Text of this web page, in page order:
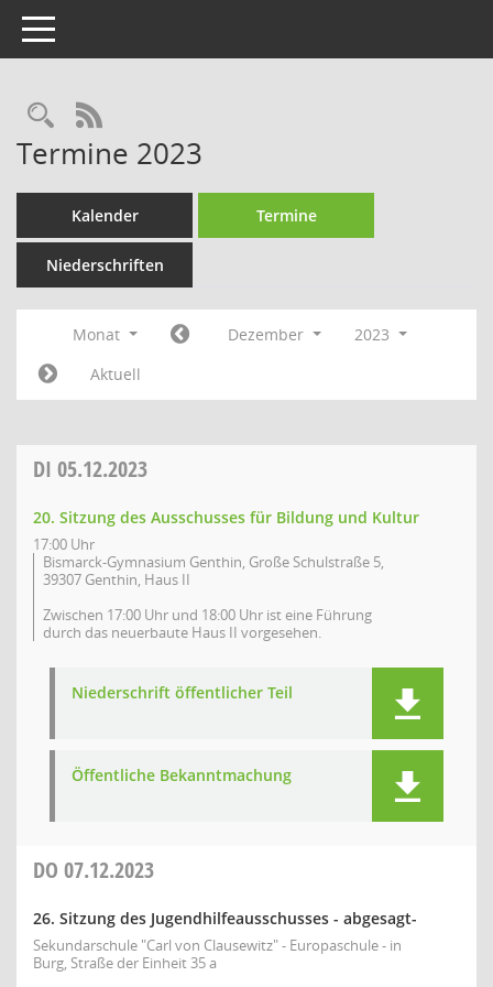
Toggle navigation
Rechercheauswahl
RSS-Feed
Termine 2023
Kalender Termine
Niederschriften
Monat Dezember
2023
Aktuell
DI 05.12.2023
20. Sitzung des Ausschusses für Bildung und Kultur
17:00 Uhr
Bismarck-Gymnasium Genthin, Große Schulstraße 5,
39307 Genthin, Haus II
Zwischen 17:00 Uhr und 18:00 Uhr ist eine Führung
durch das neuerbaute Haus II vorgesehen.
Niederschrift öffentlicher Teil
Öffentliche Bekanntmachung
DO 07.12.2023
26. Sitzung des Jugendhilfeausschusses - abgesagt-
Sekundarschule "Carl von Clausewitz" - Europaschule - in
Burg, Straße der Einheit 35 a